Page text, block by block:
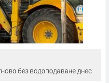
без водоподаване днес